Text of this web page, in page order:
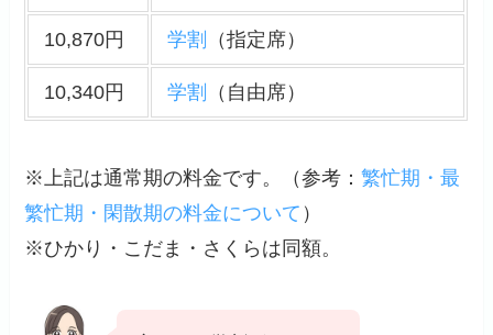
10,870円 学割 （指定席）
10,340円 学割 （自由席）
※上記は通常期の料金です。（参考 ：繁忙期・最
繁忙期・閑散期の料金について ）
※ひかり・こだま・さくらは同額。